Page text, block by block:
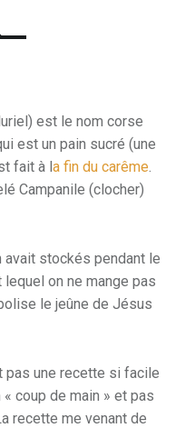
est le nom corse
est un pain sucré (une
fait à la fin du carême.
Campanile (clocher)
stockés pendant le
on ne mange pas
le jeûne de Jésus
pas une recette si facile
coup de main » et pas
recette me venant de